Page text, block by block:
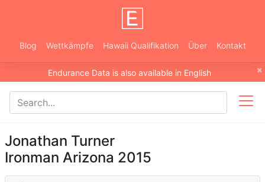
Blog Wettkämpfe Hawaii Qualifikation Über Kontakt
×
Endurance Data is also available in English
Jonathan Turner
Ironman Arizona 2015